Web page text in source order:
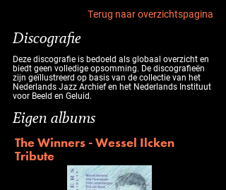
Terug naar overzichtspagina
Discografie
Deze discografie is bedoeld als globaal overzicht en
biedt geen volledige opsomming. De discografieën
zijn geïllustreerd op basis van de collectie van het
Nederlands Jazz Archief en het Nederlands Instituut
voor Beeld en Geluid.
Eigen albums
The Winners - Wessel Ilcken
Tribute